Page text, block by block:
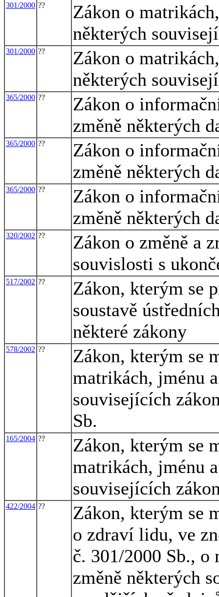
301/2000 ??
Zákon o
některých
301/2000 ??
Zákon o
některých
365/2000 ??
Zákon o
změně některých
365/2000 ??
Zákon o
změně některých
365/2000 ??
Zákon o
změně některých
320/2002 ??
Zákon o změně a
souvislosti s
517/2002 ??
Zákon, kterým se
soustavě
některé zákony
578/2002 ??
Zákon, kterým se
matrikách, jménu
souvisejících
Sb.
165/2004 ??
Zákon, kterým se
matrikách, jménu
souvisejících
422/2004 ??
Zákon, kterým se
o zdraví lidu, ve
č. 301/2000 Sb.,
změně některých